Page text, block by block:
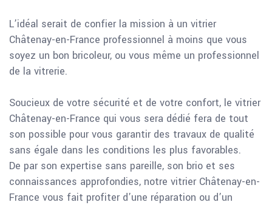
L’idéal serait de confier la mission à un vitrier
Châtenay-en-France professionnel à moins que vous
soyez un bon bricoleur, ou vous même un professionnel
de la vitrerie.
Soucieux de votre sécurité et de votre confort, le vitrier
Châtenay-en-France qui vous sera dédié fera de tout
son possible pour vous garantir des travaux de qualité
sans égale dans les conditions les plus favorables.
De par son expertise sans pareille, son brio et ses
connaissances approfondies, notre vitrier Châtenay-en-
France vous fait profiter d’une réparation ou d’un